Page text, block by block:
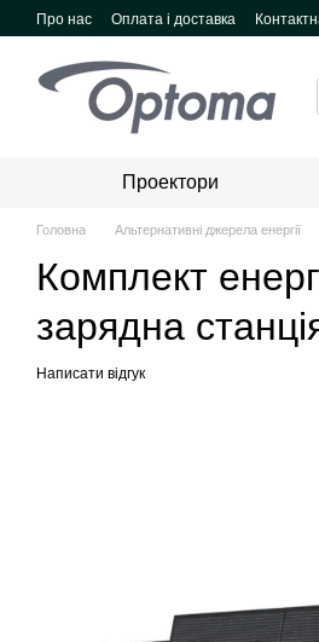
Перейти до основного контенту
Про нас Оплата і доставка
Проектори
Головна Альтернативні джерела енергії
Комплект
зарядна
Написати відгук